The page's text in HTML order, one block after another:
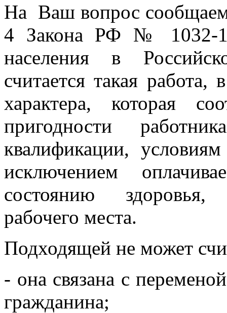
На Ваш вопрос сообщаем,
4 Закона РФ № 1032-1
населения в
считается такая
характера, которая
пригодности
квалификации,
исключением
состоянию здоровья,
рабочего места.
Подходящей не может
- она связана с
гражданина;